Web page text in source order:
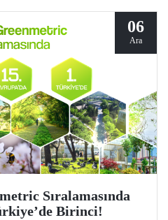
06
Ara
Sıralamasında
Birinci!